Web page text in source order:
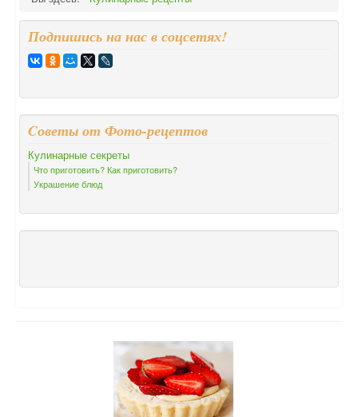
Подпишись на нас в соцсетях!
Cоветы от Фото-рецептов
Кулинарные секреты
Что приготовить? Как приготовить?
Украшение блюд